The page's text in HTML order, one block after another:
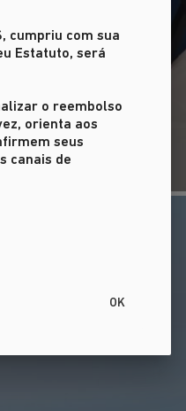
, cumpriu com sua
Estatuto, será
o reembolso
orienta aos
seus
canais de
OK